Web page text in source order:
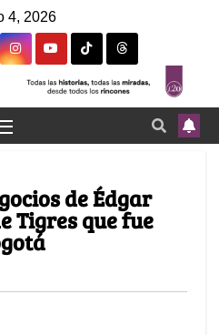
4, 2026
de Édgar
Tigres que fue